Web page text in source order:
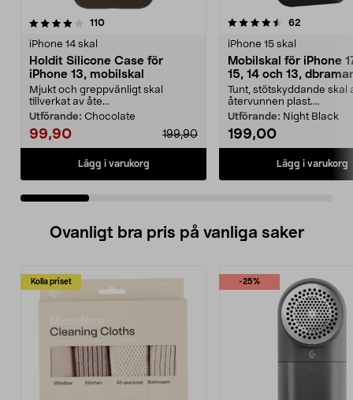
110recensioner
iPhone 14 skal
Holdit Silicone Case för
iPhone 13, mobilskal
Mjukt och greppvänligt skal
tillverkat av åte...
Utförande: Chocolate
99,90 199,90
Lägg i varukorg
4.5 av 5 stjärnor 62
iPhone 15 skal
Mobilskal för iPhone
15, 14 och 13,
Greenland
Tunt, stötskyddande skal
återvunnen plast....
Utförande: Night Black
199,00
Lägg i varukorg
4.5 av 5 stjärnor
Ovanligt bra pris på vanliga saker
Kolla priset -25%